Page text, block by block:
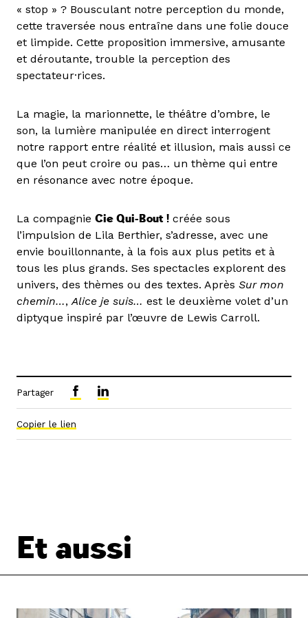
« stop » ? Bousculant notre perception du monde,
cette traversée nous entraîne dans une folie douce
et limpide. Cette proposition immersive, amusante
et déroutante, trouble la perception des
spectateur·rices.
La magie, la marionnette, le théâtre d’ombre, le
son, la lumière manipulée en direct interrogent
notre rapport entre réalité et illusion, mais aussi ce
que l’on peut croire ou pas… un thème qui entre
en résonance avec notre époque.
La compagnie Cie Qui-Bout ! créée sous
l’impulsion de Lila Berthier, s’adresse, avec une
envie bouillonnante, à la fois aux plus petits et à
tous les plus grands. Ses spectacles explorent des
univers, des thèmes ou des textes. Après Sur mon
chemin…,Alice je suis… est le deuxième volet d’un
diptyque inspiré par l’œuvre de Lewis Carroll.
Partager
Copier le lien
Et aussi